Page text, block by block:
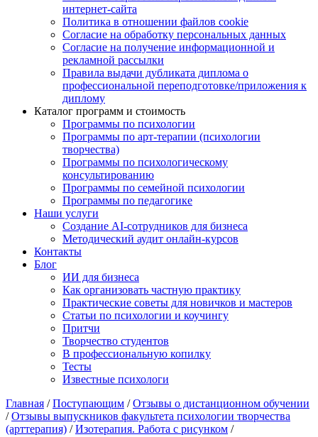
интернет-сайта
Политика в отношении файлов cookie
Согласие на обработку персональных данных
Согласие на получение информационной и
рекламной рассылки
Правила выдачи дубликата диплома о
профессиональной переподготовке/приложения к
диплому
Каталог программ и стоимость
Программы по психологии
Программы по арт-терапии (психологии
творчества)
Программы по психологическому
консультированию
Программы по семейной психологии
Программы по педагогике
Наши услуги
Создание AI-сотрудников для бизнеса
Методический аудит онлайн-курсов
Контакты
Блог
ИИ для бизнеса
Как организовать частную практику
Практические советы для новичков и мастеров
Статьи по психологии и коучингу
Притчи
Творчество студентов
В профессиональную копилку
Тесты
Известные психологи
Главная /Поступающим /Отзывы о дистанционном обучении
/Отзывы выпускников факультета психологии творчества
(арттерапия) /Изотерапия. Работа с рисунком /